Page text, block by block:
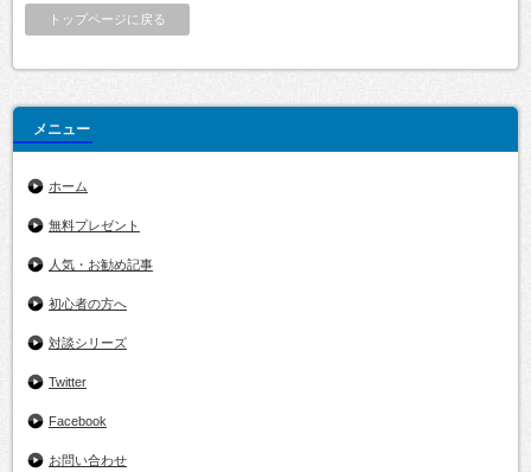
トップページに戻る
メニュー
ホーム
無料プレゼント
人気・お勧め記事
初心者の方へ
対談シリーズ
Twitter
Facebook
お問い合わせ